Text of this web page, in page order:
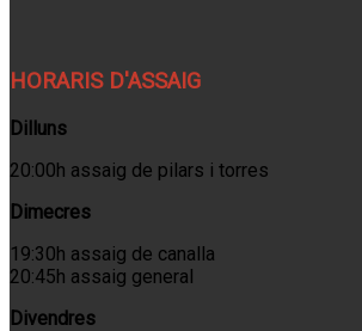
HORARIS D'ASSAIG
Dilluns
20:00h assaig de pilars i torres
Dimecres
19:30h assaig de canalla
20:45h assaig general
Divendres